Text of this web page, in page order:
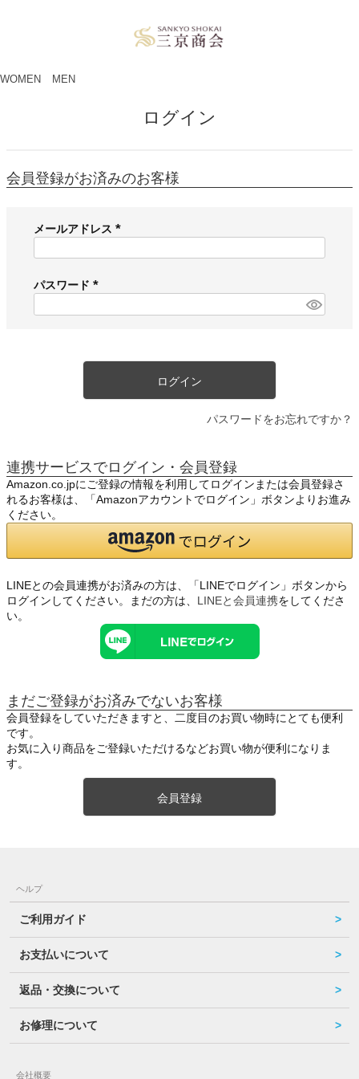
WOMEN MEN
ログイン
会員登録がお済みのお客様
メールアドレス
必
)
パスワード
必
ログイン
パスワードをお忘れですか？
連携サービスでログイン・会員登録
Amazon.co.jpにご登録の情報を利用してログインまたは会員登録さ
れるお客様は、「Amazonアカウントでログイン」ボタンよりお進み
ください。
LINEとの会員連携がお済みの方は、「LINEでログイン」ボタンから
ログインしてください。まだの方は、 LINEと会員連携をしてくださ
い。
まだご登録がお済みでないお客様
会員登録をしていただきますと、二度目のお買い物時にとても便利
です。
お気に入り商品をご登録いただけるなどお買い物が便利になりま
す。
会員登録
ヘルプ
ご利用ガイド
お支払いについて
返品・交換について
お修理について
会社概要